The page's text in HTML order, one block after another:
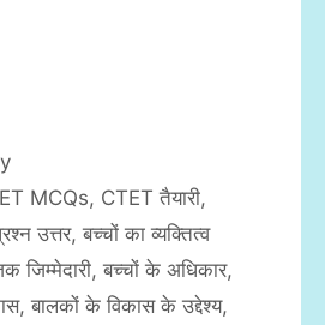
MCQs, CTET तैयारी,
उत्तर, बच्चों का व्यक्तित्व
जिम्मेदारी, बच्चों के अधिकार,
, बालकों के विकास के उद्देश्य,